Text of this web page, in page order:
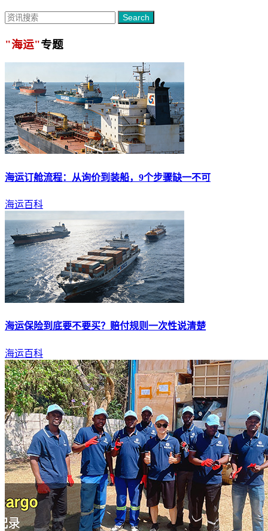
Search
"海运"专题
海运订舱流程：从询价到装船，9个步骤缺一不可
海运百科
海运保险到底要不要买？赔付规则一次性说清楚
海运百科